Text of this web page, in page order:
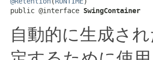
public @interface SwingContainer
自動的に生成され